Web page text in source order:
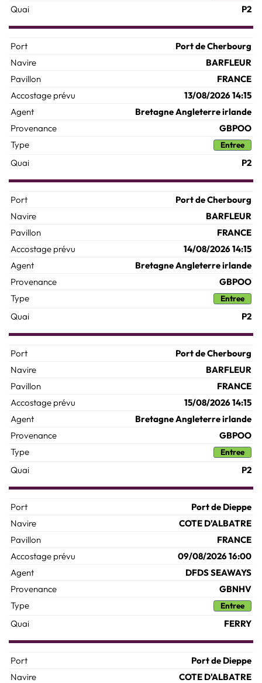
P2
Port de Cherbourg
BARFLEUR
FRANCE
13/08/2026 14:15
Bretagne Angleterre irlande
GBPOO
Entree
P2
Port de Cherbourg
BARFLEUR
FRANCE
14/08/2026 14:15
Bretagne Angleterre irlande
GBPOO
Entree
P2
Port de Cherbourg
BARFLEUR
FRANCE
15/08/2026 14:15
Bretagne Angleterre irlande
GBPOO
Entree
P2
Port de Dieppe
COTE D'ALBATRE
FRANCE
09/08/2026 16:00
DFDS SEAWAYS
GBNHV
Entree
FERRY
Port de Dieppe
COTE D'ALBATRE